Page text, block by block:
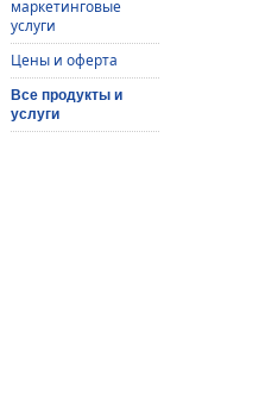
маркетинговые
услуги
Цены и оферта
Все продукты и
услуги